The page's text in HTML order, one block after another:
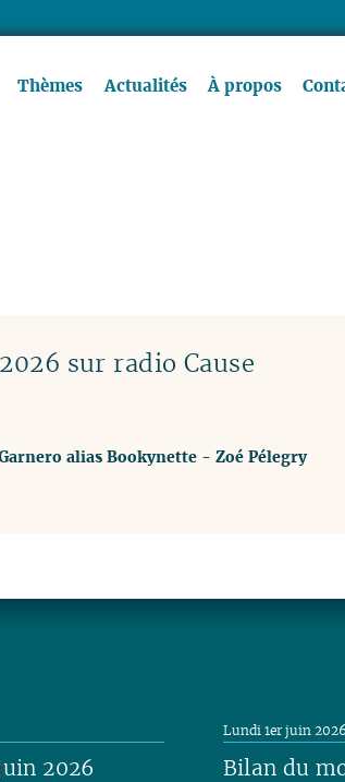
Thèmes Actualités À propos
sur radio Cause
alias Bookynette- Zoé Pélegry
2026 Bilan du
Lundi 1er juin 2026